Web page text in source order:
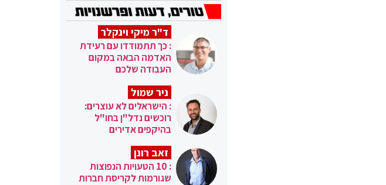
ד"ר מיקי וינקלר
: כך תתמודדו עם רעידת
האדמה הבאה במקום
העבודה שלכם
ניר שמול
: הישראלים לא עוצרים:
רוכשים נדל"ן בחו"ל
בהיקפים אדירים
זאב רונן
: 10 הטעויות הנפוצות
שגורמות לקריסת חברות